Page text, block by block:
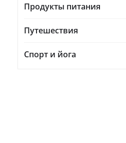
Продукты питания
Путешествия
Спорт и йога